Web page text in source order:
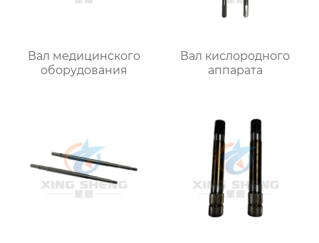
Вал медицинского
оборудования
Вал кислородного
аппарата